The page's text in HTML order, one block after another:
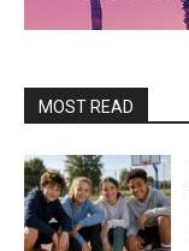
MOST READ